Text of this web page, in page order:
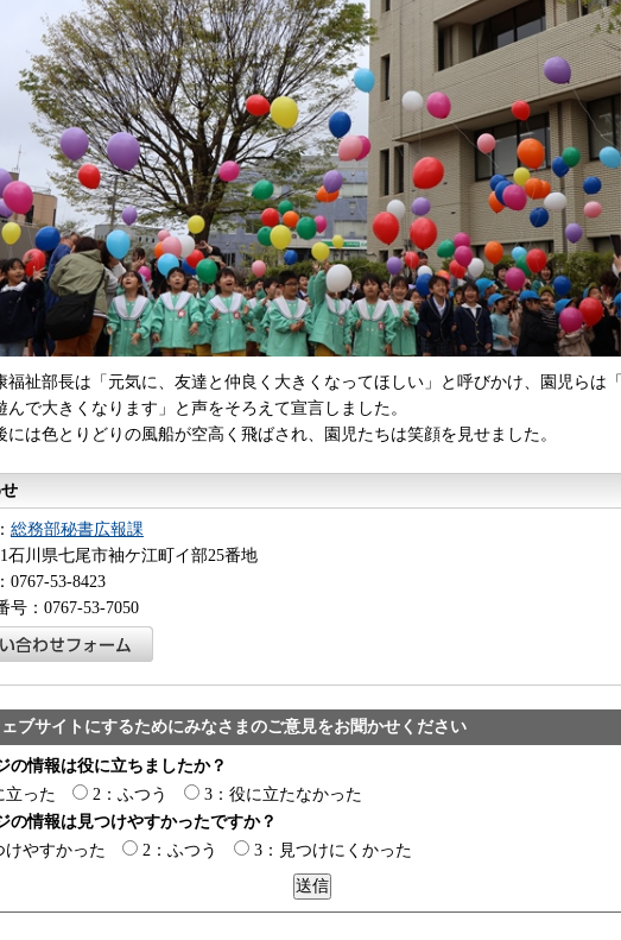
福祉部長は「元気に、友達と仲良く大きくなってほしい」と呼びかけ、園児らは
んで大きくなります」と声をそろえて宣言しました。
には色とりどりの風船が空高く飛ばされ、園児たちは笑顔を見せました。
総務部秘書広報課
石川県七尾市袖ケ江町イ部25番地
0767-53-8423
号：0767-53-7050
ブサイトにするためにみなさまのご意見をお聞かせください
の情報は役に立ちましたか？
立った
2：ふつう
3：役に立たなかった
の情報は見つけやすかったですか？
けやすかった
2：ふつう 3：見つけにくかった